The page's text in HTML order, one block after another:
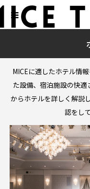
MICEに適したホテル情
た設備、宿泊施設の快適
からホテルを詳しく解説
認をし